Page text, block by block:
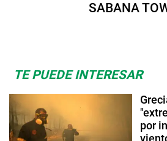
SABANA
TE PUEDE INTERESAR
por